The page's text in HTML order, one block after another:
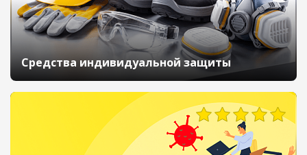
Средства индивидуальной защиты